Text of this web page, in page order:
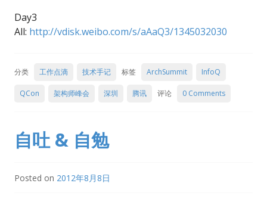
Day3
All: http://vdisk.weibo.com/s/aAaQ3/1345032030
分类 工作点滴 技术手记 标签 ArchSummit InfoQ
QCon 架构师峰会 深圳 腾讯 评论 0 Comments
自吐 & 自勉
Posted on 2012年8月8日